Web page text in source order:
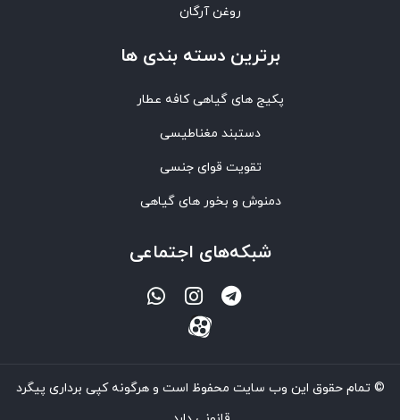
روغن آرگان
برترین‌ دسته بندی ها
پکیج های گیاهی کافه عطار
دستبند مغناطیسی
تقویت قوای جنسی
دمنوش و بخور های گیاهی
شبکه‌های اجتماعی
© تمام حقوق این وب سایت محفوظ است و هرگونه کپی برداری پیگرد